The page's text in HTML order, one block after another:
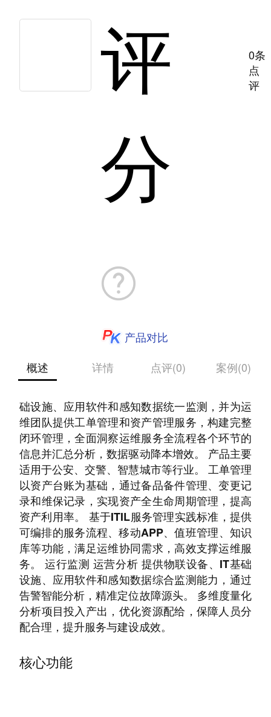
评
分
0条
点
评
产品对比
概述
详情 点评(0) 案例(0)
础设施、应用软件和感知数据统一监测，并为运
维团队提供工单管理和资产管理服务，构建完整
闭环管理，全面洞察运维服务全流程各个环节的
信息并汇总分析，数据驱动降本增效。 产品主要
适用于公安、交警、智慧城市等行业。 工单管理
以资产台账为基础，通过备品备件管理、变更记
录和维保记录，实现资产全生命周期管理，提高
资产利用率。 基于ITIL服务管理实践标准，提供
可编排的服务流程、移动APP、值班管理、知识
库等功能，满足运维协同需求，高效支撑运维服
务。 运行监测 运营分析 提供物联设备、IT基础
设施、应用软件和感知数据综合监测能力，通过
告警智能分析，精准定位故障源头。 多维度量化
分析项目投入产出，优化资源配给，保障人员分
配合理，提升服务与建设成效。
核心功能